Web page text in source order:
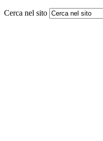
Cerca nel sito